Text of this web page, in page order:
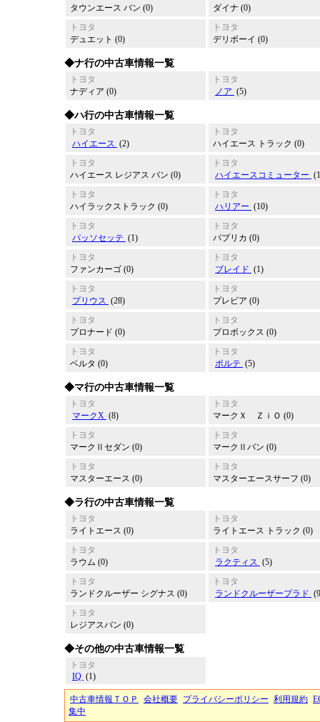
タウンエース バン (0)
ダイナ (0)
トヨタ
デュエット (0)
トヨタ
デリボーイ (0)
◆ナ行の中古車情報一覧
トヨタ
ナディア (0)
トヨタ
ノア (5)
◆ハ行の中古車情報一覧
トヨタ
ハイエース (2)
トヨタ
ハイエース トラック (0)
トヨタ
ハイエース レジアス バン (0)
トヨタ
ハイエースコミューター
トヨタ
ハイラックストラック (0)
トヨタ
ハリアー (10)
トヨタ
パッソセッテ (1)
トヨタ
パブリカ (0)
トヨタ
ファンカーゴ (0)
トヨタ
ブレイド (1)
トヨタ
プリウス (28)
トヨタ
プレビア (0)
トヨタ
プロナード (0)
トヨタ
プロボックス (0)
トヨタ
ベルタ (0)
トヨタ
ポルテ (5)
◆マ行の中古車情報一覧
トヨタ
マークX (8)
トヨタ
マークＸ ＺｉＯ (0)
トヨタ
マークⅡセダン (0)
トヨタ
マークⅡバン (0)
トヨタ
マスターエース (0)
トヨタ
マスターエースサーフ (0)
◆ラ行の中古車情報一覧
トヨタ
ライトエース (0)
トヨタ
ライトエース トラック (0)
トヨタ
ラウム (0)
トヨタ
ラクティス (5)
トヨタ
ランドクルーザー シグナス (0)
トヨタ
ランドクルーザープラド
トヨタ
レジアスバン (0)
◆その他の中古車情報一覧
トヨタ
IQ (1)
中古車情報ＴＯＰ 会社概要 プライバシーポリシー 利用規約
集中